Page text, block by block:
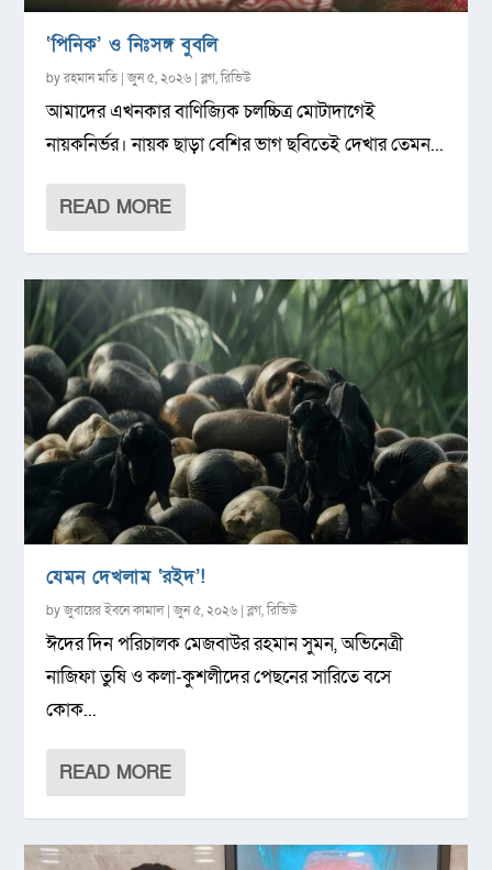
‘পিনিক’ ও নিঃসঙ্গ বুবলি
byরহমান মতি |জুন ৫, ২০২৬ |ব্লগ,রিভিউ
আমাদের এখনকার বাণিজ্যিক চলচ্চিত্র মোটাদাগেই
নায়কনির্ভর। নায়ক ছাড়া বেশির ভাগ ছবিতেই দেখার তেমন...
READ MORE
যেমন দেখলাম ‘রইদ’!
byজুবায়ের ইবনে কামাল|জুন ৫, ২০২৬ |ব্লগ,রিভিউ
ঈদের দিন পরিচালক মেজবাউর রহমান সুমন, অভিনেত্রী
নাজিফা তুষি ও কলা-কুশলীদের পেছনের সারিতে বসে
কোক...
READ MORE